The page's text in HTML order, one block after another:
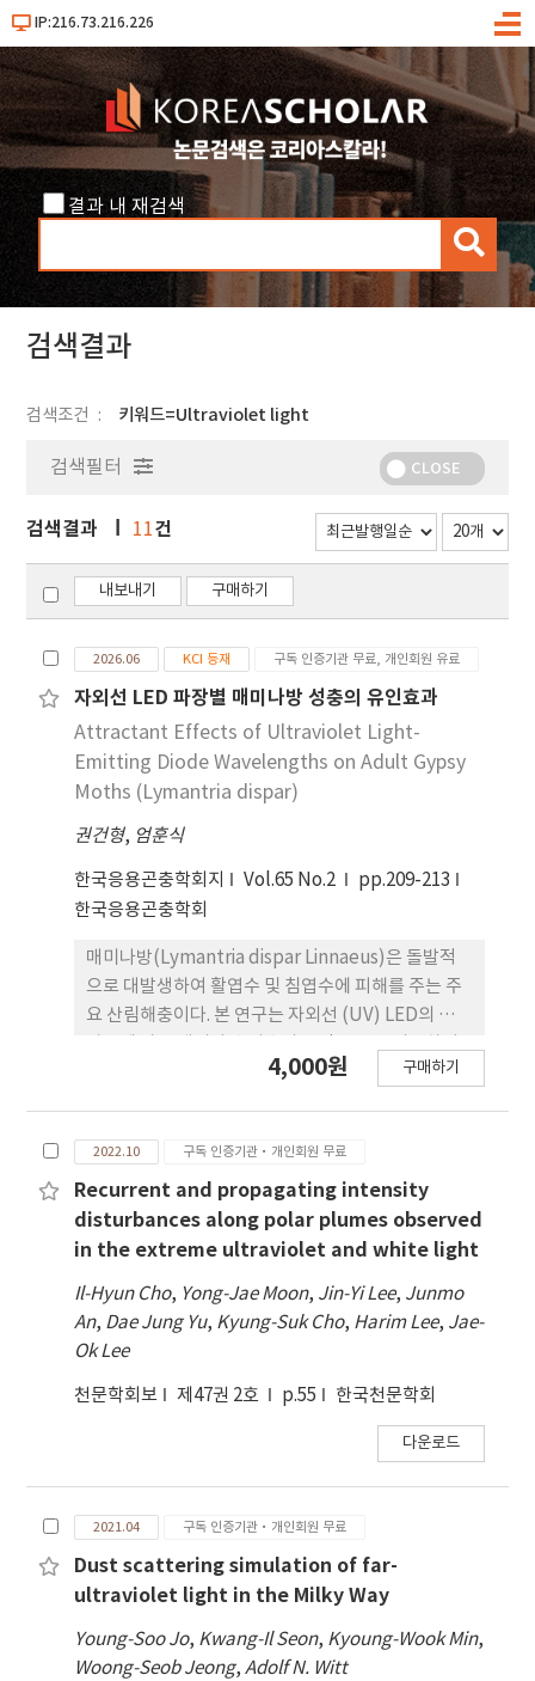
IP:216.73.216.226
메
결과 내 재검색
검
색
검색결과
검색조건 키워드=Ultraviolet light
검색필터 CLOSE
검색결과 11건
내보내기 구매하기
2026.06 KCI 등재 구독 인증기관 무료, 개인회원 유료
자외선 LED 파장별 매미나방 성충의 유인효과
Attractant Effects of Ultraviolet Light-
Emitting Diode Wavelengths on Adult Gypsy
Moths (Lymantria dispar)
권건형, 엄훈식
한국응용곤충학회지 Vol.65 No.2
pp.209-213
한국응용곤충학회
매미나방(Lymantria dispar Linnaeus)은 돌발적
으로 대발생하여 활엽수 및 침엽수에 피해를 주는 주
요 산림해충이다. 본 연구는 자외선 (UV) LED의 세부
위해 수행되었다. 345, 365, 375, 385, 395 nm의 5
체가 포획되었으며, 수컷이 90% 이상을 차지하였다.
암컷에서 는 파장 간 유의한 차이가 나타나지 않았으
나(F(4, 25) = 2.71, P = 0.0530), 수컷에서는 파장에
따른 유의한 차이가 나타났으며(F(4, 25) = 8.69, P =
었다. 본 연구는 자외선 영역 내에서도 세부 파장 선택
이 매미나방 수컷의 유인 효율에 중요 한 영향을 미침
을 제시하며, LED 기반 모니터링 및 방제 전략 수립에
기초자료를 제공한다.
4,000원 구매하기
2022.10 구독 인증기관·개인회원 무료
Recurrent and propagating intensity
disturbances along polar plumes observed
in the extreme ultraviolet and white light
Il-Hyun Cho, Yong-Jae Moon, Jin-Yi Lee, Junmo
An, Dae Jung Yu, Kyung-Suk Cho, Harim Lee, Jae-
Ok Lee
천문학회보 제47권 2호 p.55 한국천문학회
다운로드
2021.04 구독 인증기관·개인회원 무료
Dust scattering simulation of far-
ultraviolet light in the Milky Way
Young-Soo Jo, Kwang-Il Seon, Kyoung-Wook Min,
Woong-Seob Jeong,Adolf N. Witt